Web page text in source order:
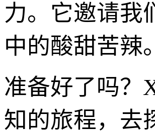
力。它邀请我
中的酸甜苦辣。
准备好了吗？
知的旅程，去